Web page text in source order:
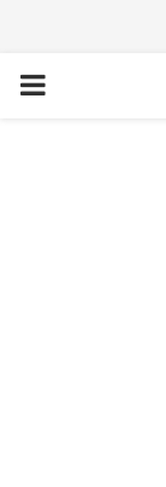
PRIMARY